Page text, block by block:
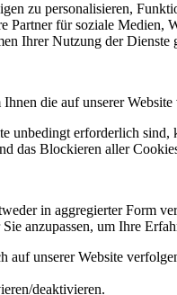
zu personalisieren,
Partner für soziale
Ihrer Nutzung der
die auf unserer
unbedingt erforderlich
das Blockieren aller
in aggregierter Form
anzupassen, um Ihre
auf unserer Website
deaktivieren.